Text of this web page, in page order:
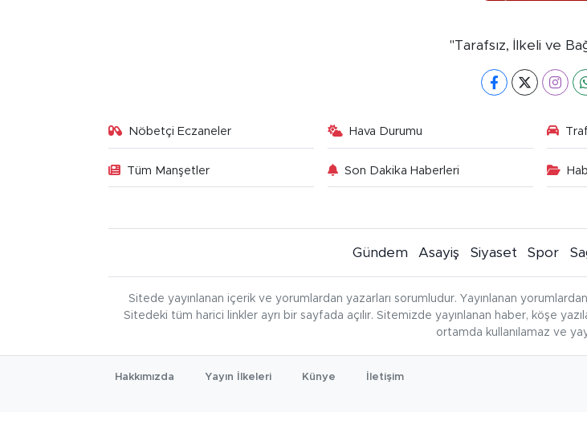
"Tarafsız, İlkeli ve
Nöbetçi Eczaneler Hava Durumu
Tüm Manşetler Son Dakika Haberleri
Gündem Asayiş Siyaset Spor
Sitede yayınlanan içerik ve yorumlardan yazarları sorumludur. Yayınlanan
Sitedeki tüm harici linkler ayrı bir sayfada açılır. Sitemizde yayınlanan haber, köşe
ortamda kullanılamaz ve
Hakkımızda Yayın İlkeleri Künye İletişim